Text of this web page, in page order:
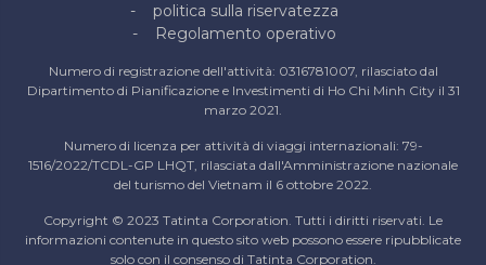
politica sulla riservatezza
Regolamento operativo
Numero di registrazione dell'attività: 0316781007, rilasciato dal
Dipartimento di Pianificazione e Investimenti di Ho Chi Minh City il 31
marzo 2021.
Numero di licenza per attività di viaggi internazionali: 79-
1516/2022/TCDL-GP LHQT, rilasciata dall'Amministrazione nazionale
del turismo del Vietnam il 6 ottobre 2022.
Copyright © 2023 Tatinta Corporation. Tutti i diritti riservati. Le
informazioni contenute in questo sito web possono essere ripubblicate
solo con il consenso di Tatinta Corporation.